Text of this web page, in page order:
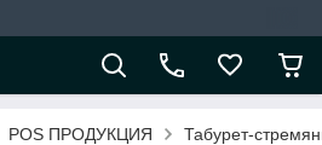
POS ПРОДУКЦИЯ Табурет-